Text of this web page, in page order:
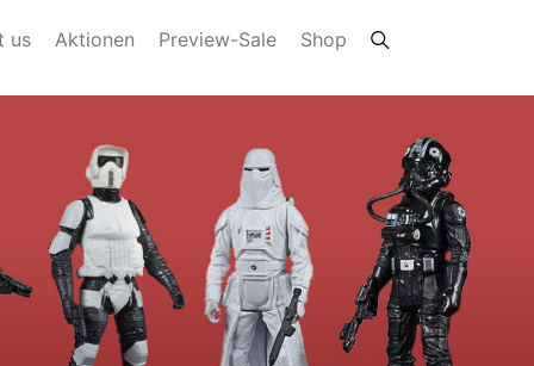
us Aktionen Preview-Sale Shop